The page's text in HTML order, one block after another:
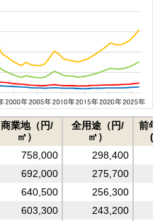
64,100
35,500
35,400
34,800
63,600
34,600
52,500
34,500
59,000
33,400
60,900
29,600
47,200
27,200
49,300
24,700
49,700
商業地（円/
㎡）
全用途（円/
㎡）
前
(
758,000
298,400
692,000
275,700
640,500
256,300
603,300
243,200